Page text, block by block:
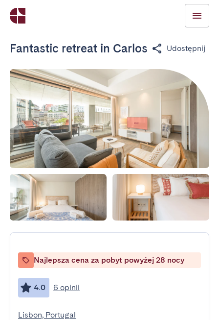
Fantastic retreat in Carlos Udostępnij
Najlepsza cena za pobyt powyżej 28 nocy
4.0 6 opinii
Lisbon, Portugal